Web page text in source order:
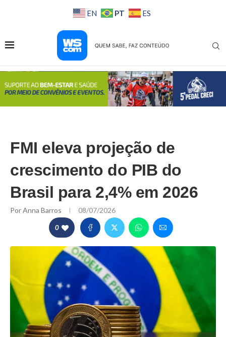
EN PT ES
FMI eleva projeção de
crescimento do PIB do
Brasil para 2,4% em 2026
PorAnna Barros 08/07/2026
0